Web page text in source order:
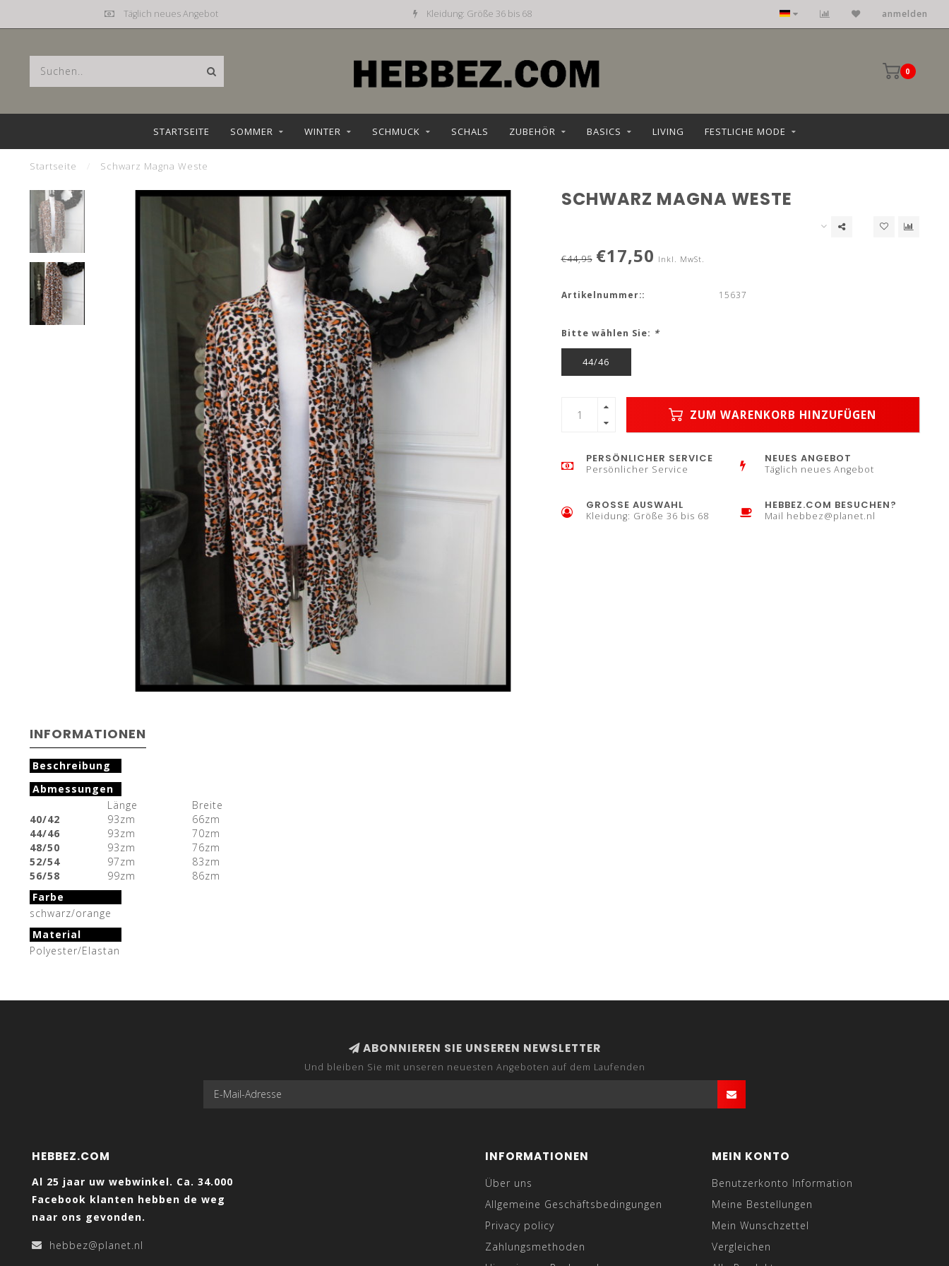
Täglich neues Angebot Kleidung: Größe 36 bis 68 anmelden
0
STARTSEITE SOMMER WINTER SCHMUCK SCHALS ZUBEHÖR BASICS LIVING FESTLICHE MODE
Startseite Schwarz Magna Weste
SCHWARZ MAGNA WESTE
€44,95 €17,50 Inkl. MwSt.
Artikelnummer:: 15637
Bitte wählen Sie: *
44/46
ZUM WARENKORB HINZUFÜGEN
PERSÖNLICHER SERVICE
Persönlicher Service
NEUES ANGEBOT
Täglich neues Angebot
GROSSE AUSWAHL
Kleidung: Größe 36 bis 68
HEBBEZ.COM BESUCHEN?
Mail hebbez@planet.nl
INFORMATIONEN
Beschreibung
Abmessungen
Länge
Breite
40/42
93zm
66zm
44/46
93zm
70zm
48/50
93zm
76zm
52/54
97zm
83zm
56/58
99zm
86zm
Farbe
schwarz/orange
Material
Polyester/Elastan
ABONNIEREN SIE UNSEREN NEWSLETTER
Und bleiben Sie mit unseren neuesten Angeboten auf dem Laufenden
HEBBEZ.COM
Al 25 jaar uw webwinkel. Ca. 34.000
Facebook klanten hebben de weg
naar ons gevonden.
hebbez@planet.nl
INFORMATIONEN
Über uns
Allgemeine Geschäftsbedingungen
Privacy policy
Zahlungsmethoden
MEIN KONTO
Benutzerkonto Information
Meine Bestellungen
Mein Wunschzettel
Vergleichen